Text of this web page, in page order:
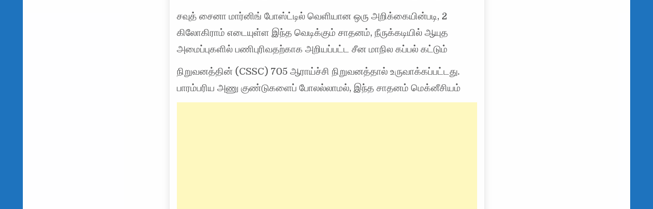
சவுத் சைனா மார்னிங் போஸ்ட்டில் வெளியான ஒரு அறிக்கையின்படி, 2
கிலோகிராம் எடையுள்ள இந்த வெடிக்கும் சாதனம், நீருக்கடியில் ஆயுத
அமைப்புகளில் பணிபுரிவதற்காக அறியப்பட்ட சீன மாநில கப்பல் கட்டும்
நிறுவனத்தின் (CSSC) 705 ஆராய்ச்சி நிறுவனத்தால் உருவாக்கப்பட்டது.
பாரம்பரிய அணு குண்டுகளைப் போலல்லாமல், இந்த சாதனம் மெக்னீசியம்